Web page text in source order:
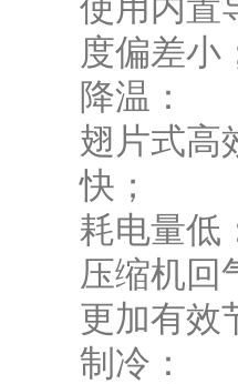
使用内置
度偏差小
降温：
翅片式高
快；
耗电量低
压缩机回
更加有效
制冷：